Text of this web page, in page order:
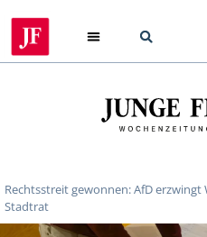
Rechtsstreit gewonnen: AfD
Stadtrat